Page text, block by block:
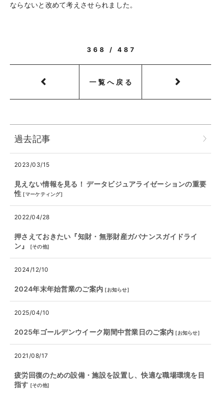
ならないと改めて考えさせられました。
368 / 487
一覧へ戻る
過去記事
2023/03/15
見えない情報を見る！ データビジュアライゼーションの重要
性 [マーケティング]
2022/04/28
押さえておきたい『知財・無形財産ガバナンスガイドライ
ン』
[その他]
2024/12/10
2024年末年始営業のご案内 [お知らせ]
2025/04/10
2025年ゴールデンウイーク期間中営業日のご案内 [お知らせ]
2021/08/17
疲労回復のための設備・施設を設置し、快適な職場環境を目
指す [その他]